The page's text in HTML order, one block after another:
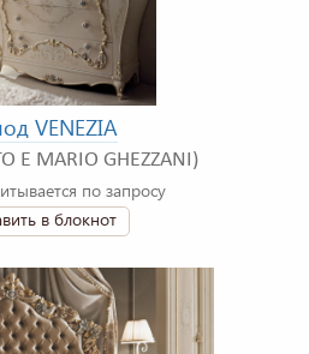
VENEZIA
E MARIO GHEZZANI)
по запросу
в блокнот